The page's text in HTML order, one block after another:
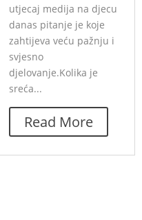
utjecaj medija na djecu
danas pitanje je koje
zahtijeva veću pažnju i
svjesno
djelovanje.Kolika je
sreća...
Read More